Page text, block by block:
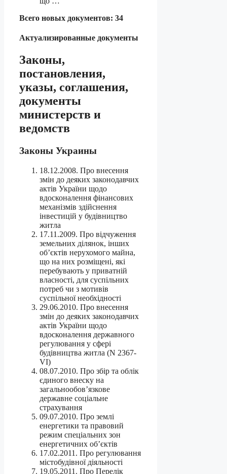
Всего новых документов: 34
Актуализированные документы
Законы,
постановления,
указы, соглашения,
документы
министерств и
ведомств
Законы Украины
18.12.2008. Про внесення
змін до деяких законодавчих
актів України щодо
вдосконалення фінансових
механізмів здійснення
інвестицій у будівництво
житла
17.11.2009. Про відчуження
земельних ділянок, інших
об’єктів нерухомого майна,
що на них розміщені, які
перебувають у приватній
власності, для суспільних
потреб чи з мотивів
суспільної необхідності
29.06.2010. Про внесення
змін до деяких законодавчих
актів України щодо
вдосконалення державного
регулювання у сфері
будівництва житла (N 2367-
VI)
08.07.2010. Про збір та облік
єдиного внеску на
загальнообов’язкове
державне соціальне
страхування
09.07.2010. Про землі
енергетики та правовий
режим спеціальних зон
енергетичних об’єктів
17.02.2011. Про регулювання
містобудівної діяльності
19.05.2011. Про Перелік